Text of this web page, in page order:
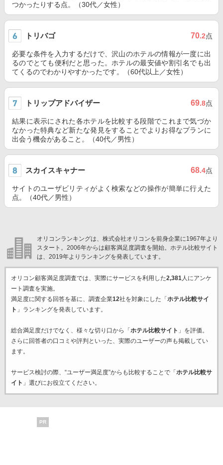
つかったりする点。（30代／女性）
トリバゴ 70.2点
必要な条件を入力するだけで、沢山のホテルの情報が一度に出
るのでとても便利だと思った。ホテルの最安値や割引名でも出
てくるのでわかりやすかったです。（60代以上／女性）
トリップアドバイザー 69.8点
結果に表示にされた各ホテルを比較する段階でこれまで気づか
なかった特典など新たな発見をすることでよりお得なプランに
出会う機会があること。（40代／男性）
スカイスキャナー 68.4点
サイトのユーザビリティがよく検索などの操作が簡単に行えた
点。（40代／男性）
オリコンランキングは、株式会社オリコンを前身企業に1967年より
スタート。2006年からは顧客満足度調査を開始。ホテル比較サイト
は、2019年よりランキングを発表しています。
オリコン顧客満足度調査では、実際にサービスを利用した2,381人にアンケ
ート調査を実施。
満足度に関する回答を基に、調査企業12社を対象にした「 ホテル比較サイ
ト 」ランキングを発表しています。
総合満足度だけでなく、様々な切り口から「 ホテル比較サイト 」を評価。
さらに回答者の口コミや評判といった、実際のユーザーの声も掲載してい
ます。
サービス検討の際、“ユーザー満足度”からも比較することで「 ホテル比較サ
イト 」選びにお役立てください。
PR